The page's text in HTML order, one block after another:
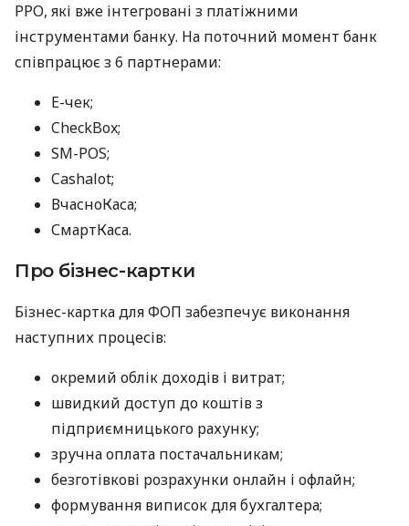
РРО, які вже інтегровані з платіжними
інструментами банку. На поточний момент банк
співпрацює з 6 партнерами:
E-чек;
CheckBox;
SM-POS;
Cashalot;
ВчасноКаса;
СмартКаса.
Про бізнес-картки
Бізнес-картка для ФОП забезпечує виконання
наступних процесів:
окремий облік доходів і витрат;
швидкий доступ до коштів з
підприємницького рахунку;
зручна оплата постачальникам;
безготівкові розрахунки онлайн і офлайн;
формування виписок для бухгалтера;